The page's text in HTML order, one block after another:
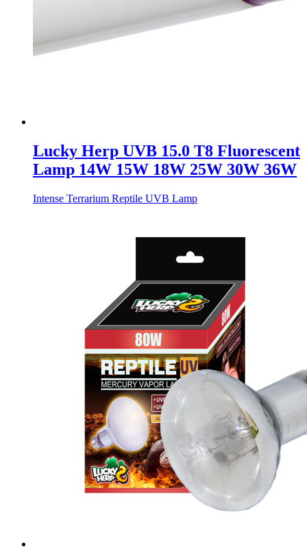
Lucky Herp UVB 15.0 T8 Fluorescent
Lamp 14W 15W 18W 25W 30W 36W
Intense Terrarium Reptile UVB Lamp